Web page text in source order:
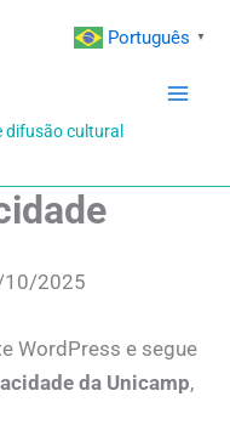
difusão cultural
2025
WordPress e segue
da Unicamp,
Português ▼